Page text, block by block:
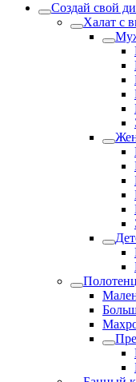
Создай свой
Халат с